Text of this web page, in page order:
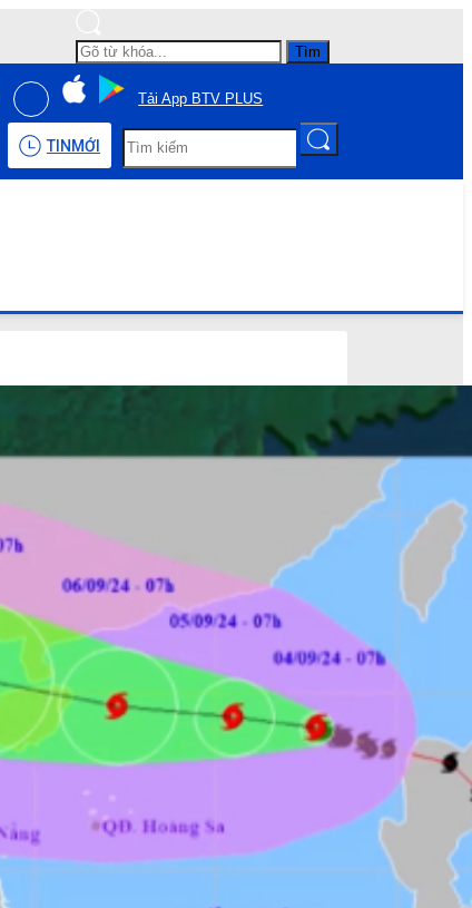
Tìm
Tải App BTV PLUS
TIN MỚI